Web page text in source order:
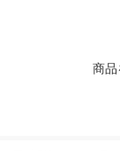
商品